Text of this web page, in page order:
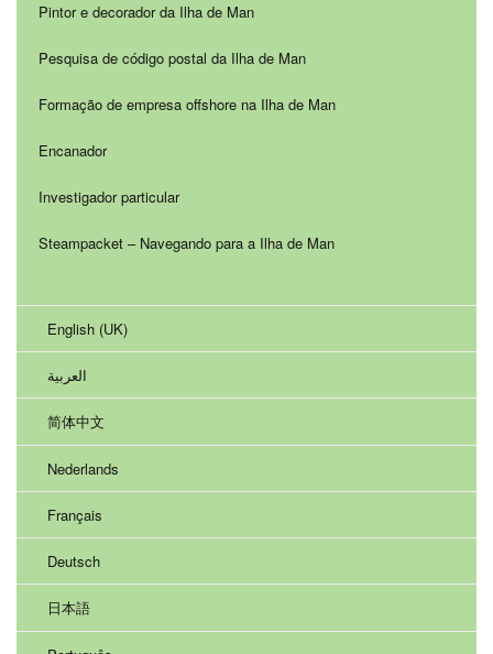
Pintor e decorador da Ilha de Man
Pesquisa de código postal da Ilha de Man
Formação de empresa offshore na Ilha de Man
Encanador
Investigador particular
Steampacket – Navegando para a Ilha de Man
English (UK)
العربية
简体中文
Nederlands
Français
Deutsch
日本語